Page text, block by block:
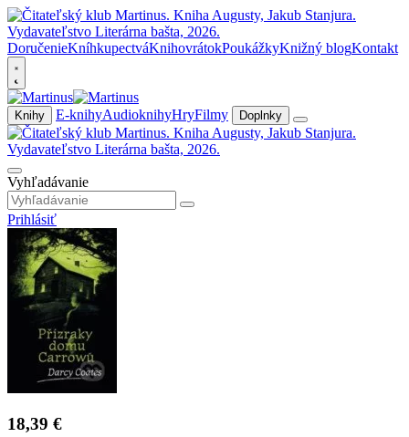
DoručenieKníhkupectváKnihovrátokPoukážkyKnižný blogKontakt
Knihy E-knihyAudioknihyHryFilmy Doplnky
Vyhľadávanie
Prihlásiť
18,39 €